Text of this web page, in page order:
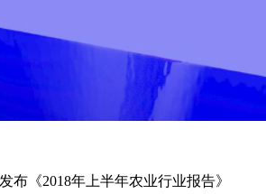
布《2018年上半年农业行业报告》